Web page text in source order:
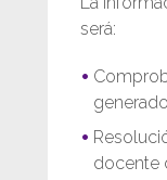
será:
docente